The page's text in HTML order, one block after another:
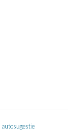
autosugestie